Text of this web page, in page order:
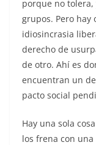
porque no tolera,
grupos. Pero hay
idiosincrasia
derecho de
de otro. Ahí es
encuentran un
pacto social
Hay una sola
los frena con